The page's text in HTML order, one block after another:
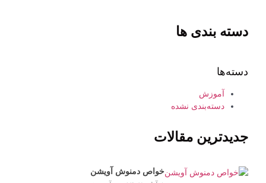
دسته بندی ها
دسته‌ها
آموزش
دسته‌بندی نشده
جدیدترین مقالات
خواص دمنوش آویشن